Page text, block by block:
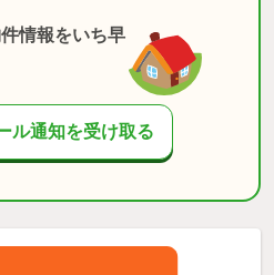
情報をいち早
ル通知を受け取る